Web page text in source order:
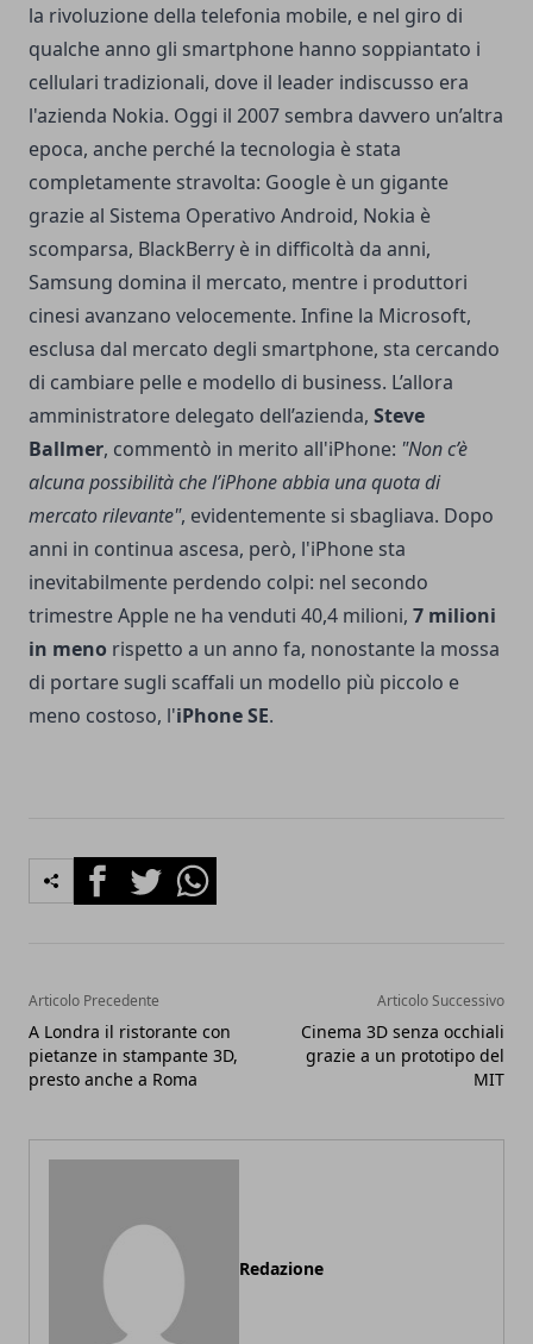
la rivoluzione della telefonia mobile, e nel giro di
qualche anno gli smartphone hanno soppiantato i
cellulari tradizionali, dove il leader indiscusso era
l'azienda Nokia. Oggi il 2007 sembra davvero un’altra
epoca, anche perché la tecnologia è stata
completamente stravolta: Google è un gigante
grazie al Sistema Operativo Android, Nokia è
scomparsa, BlackBerry è in difficoltà da anni,
Samsung domina il mercato, mentre i produttori
cinesi avanzano velocemente. Infine la Microsoft,
esclusa dal mercato degli smartphone, sta cercando
di cambiare pelle e modello di business. L’allora
amministratore delegato dell’azienda, Steve
Ballmer, commentò in merito all'iPhone: "Non c’è
alcuna possibilità che l’iPhone abbia una quota di
mercato rilevante", evidentemente si sbagliava. Dopo
anni in continua ascesa, però, l'iPhone sta
inevitabilmente perdendo colpi: nel secondo
trimestre Apple ne ha venduti 40,4 milioni, 7 milioni
in meno rispetto a un anno fa, nonostante la mossa
di portare sugli scaffali un modello più piccolo e
meno costoso, l'iPhone SE.
FacebookTwitterWhatsapp
Articolo Precedente
A Londra il ristorante con
pietanze in stampante 3D,
presto anche a Roma
Articolo Successivo
Cinema 3D senza occhiali
grazie a un prototipo del
MIT
Redazione